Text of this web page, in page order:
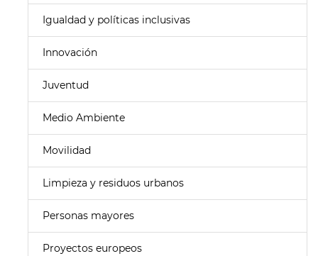
Igualdad y políticas inclusivas
Innovación
Juventud
Medio Ambiente
Movilidad
Limpieza y residuos urbanos
Personas mayores
Proyectos europeos